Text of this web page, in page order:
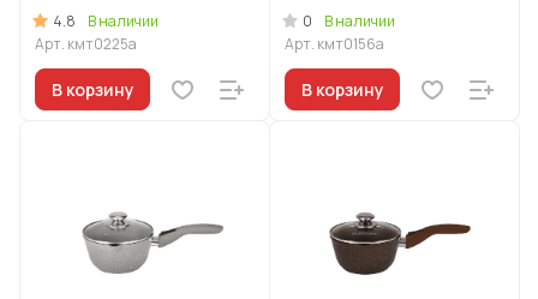
4.8
В наличии
Арт. кмт0225а
В корзину
мрамор)
0
В наличии
Арт. кмт0156а
В корзину